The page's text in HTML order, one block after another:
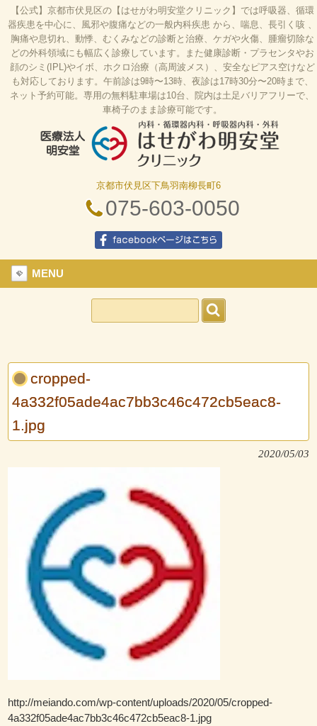
【公式】京都市伏見区の【はせがわ明安堂クリニック】では呼吸器、循環
器疾患を中心に、風邪や腹痛などの一般内科疾患 から、喘息、長引く咳 、
胸痛や息切れ、動悸、むくみなどの診断と治療、ケガや火傷、腫瘤切除な
どの外科領域にも幅広く診療しています。また健康診断・プラセンタやお
顔のシミ(IPL)やイボ、ホクロ治療（高周波メス）、安全なピアス空けなど
も対応しております。午前診は9時〜13時、夜診は17時30分〜20時まで、
ネット予約可能。専用の無料駐車場は10台、院内は土足バリアフリーで、
車椅子のまま診療可能です。
はせがわ明安堂クリニックの公式HP、京都市伏見
区の内科、呼吸器科、循環器科、外科の診療、オン
ライン診療、駐車場10台、web予約、バリアフリ
ー、プラセンタ
京都市伏見区下鳥羽南柳長町6
075-603-0050
MENU
cropped-
4a332f05ade4ac7bb3c46c472cb5eac8-
1.jpg
2020/05/03
http://meiando.com/wp-content/uploads/2020/05/cropped-
4a332f05ade4ac7bb3c46c472cb5eac8-1.jpg